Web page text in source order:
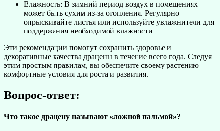
Влажность: В зимний период воздух в помещениях
может быть сухим из-за отопления. Регулярно
опрыскивайте листья или используйте увлажнители для
поддержания необходимой влажности.
Эти рекомендации помогут сохранить здоровье и
декоративные качества драцены в течение всего года. Следуя
этим простым правилам, вы обеспечите своему растению
комфортные условия для роста и развития.
Вопрос-ответ:
Что такое драцену называют «ложной пальмой»?